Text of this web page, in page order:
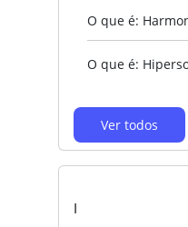
O que é:
O que é:
Ver todos
I